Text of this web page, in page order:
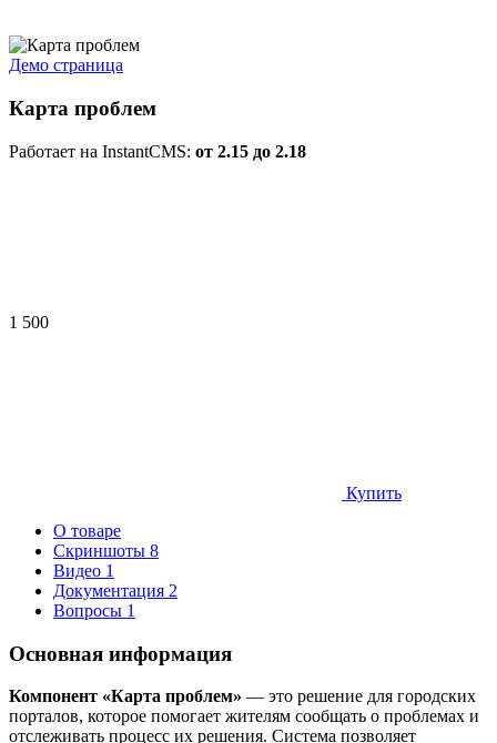
Демо страница
Карта проблем
Работает на InstantCMS: от 2.15 до 2.18
1 500
Купить
О товаре
Скриншоты 8
Видео 1
Документация 2
Вопросы 1
Основная информация
Компонент «Карта проблем» — это решение для городских
порталов, которое помогает жителям сообщать о проблемах и
отслеживать процесс их решения. Система позволяет